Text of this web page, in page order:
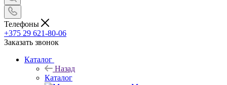
Телефоны
+375 29 621-80-06
Заказать звонок
Каталог
Назад
Каталог